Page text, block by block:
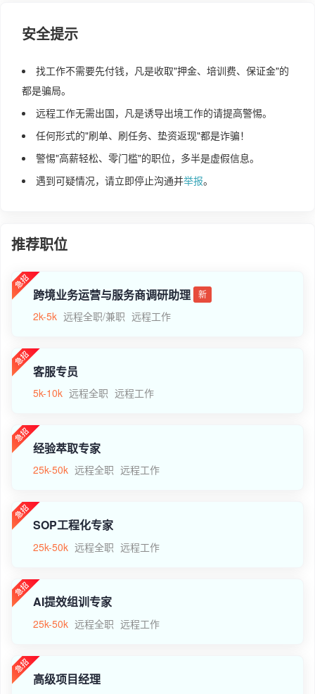
安全提示
找工作不需要先付钱，凡是收取"押金、培训费、保证金"的
都是骗局。
远程工作无需出国，凡是诱导出境工作的请提高警惕。
任何形式的"刷单、刷任务、垫资返现"都是诈骗！
警惕"高薪轻松、零门槛"的职位，多半是虚假信息。
遇到可疑情况，请立即停止沟通并举报。
推荐职位
跨境业务运营与服务商调研助理 新
2k-5k 远程全职/兼职 远程工作
客服专员
5k-10k 远程全职 远程工作
经验萃取专家
25k-50k 远程全职 远程工作
SOP工程化专家
25k-50k 远程全职 远程工作
AI提效组训专家
25k-50k 远程全职 远程工作
高级项目经理